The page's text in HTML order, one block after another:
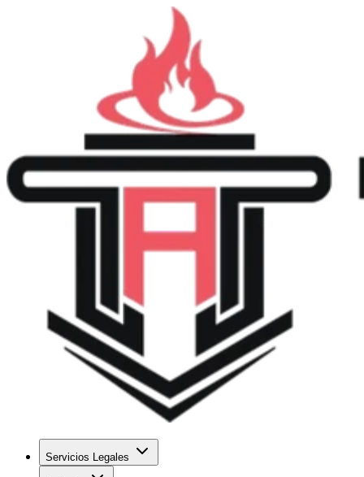
Servicios Legales